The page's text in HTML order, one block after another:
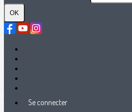
OK
Se connecter